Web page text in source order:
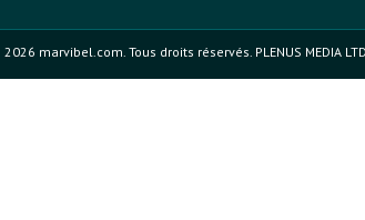
marvibel.com. Tous droits réservés. PLENUS MEDIA